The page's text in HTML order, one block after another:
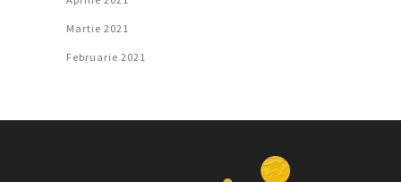
Martie 2021
Februarie 2021